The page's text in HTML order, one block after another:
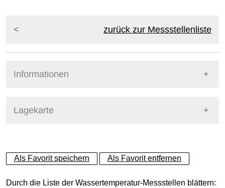
zurück zur Messstellenliste
Informationen
Lagekarte
+
−
Als Favorit speichern Als Favorit entfernen
Durch die Liste der Wassertemperatur-Messstellen blättern: